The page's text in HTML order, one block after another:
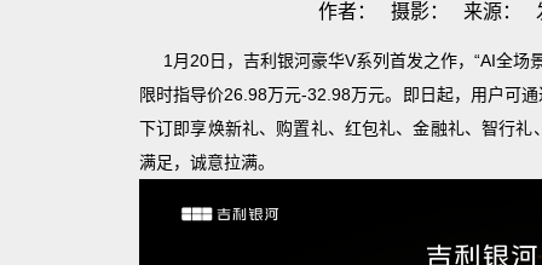
作者： 摄影： 来源：
1月20日，吉利银河豪华V系列首发之作，“AI全
限时指导价26.98万元-32.98万元。即日起，用户可
下订即享焕新礼、购置礼、红包礼、金融礼、智行
满足，诚意拉满。